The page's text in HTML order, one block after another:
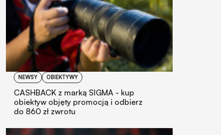
NEWSY OBIEKTYWY
CASHBACK z marką SIGMA - kup
obiektyw objęty promocją i odbierz
do 860 zł zwrotu